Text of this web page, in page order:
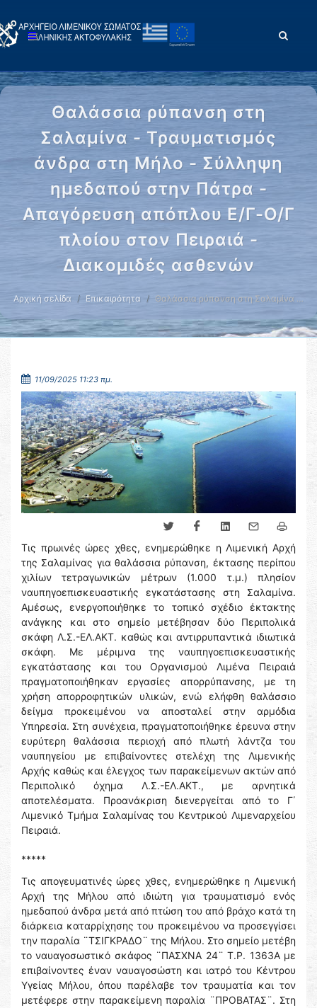
Θαλάσσια ρύπανση στη
Σαλαμίνα - Τραυματισμός
άνδρα στη Μήλο - Σύλληψη
ημεδαπού στην Πάτρα -
Απαγόρευση απόπλου Ε/Γ-Ο/Γ
πλοίου στον Πειραιά -
Διακομιδές ασθενών
Αρχική σελίδα Επικαιρότητα Θαλάσσια ρύπανση στη Σαλαμίνα …
11/09/2025 11:23 πμ.
Τις πρωινές ώρες χθες, ενημερώθηκε η Λιμενική Αρχή
της Σαλαμίνας για θαλάσσια ρύπανση, έκτασης περίπου
χιλίων τετραγωνικών μέτρων (1.000 τ.μ.) πλησίον
ναυπηγοεπισκευαστικής εγκατάστασης στη Σαλαμίνα.
Αμέσως, ενεργοποιήθηκε το τοπικό σχέδιο έκτακτης
ανάγκης και στο σημείο μετέβησαν δύο Περιπολικά
σκάφη Λ.Σ.-ΕΛ.ΑΚΤ. καθώς και αντιρρυπαντικά ιδιωτικά
σκάφη. Με μέριμνα της ναυπηγοεπισκευαστικής
εγκατάστασης και του Οργανισμού Λιμένα Πειραιά
πραγματοποιήθηκαν εργασίες απορρύπανσης, με τη
χρήση απορροφητικών υλικών, ενώ ελήφθη θαλάσσιο
δείγμα προκειμένου να αποσταλεί στην αρμόδια
Υπηρεσία. Στη συνέχεια, πραγματοποιήθηκε έρευνα στην
ευρύτερη θαλάσσια περιοχή από πλωτή λάντζα του
ναυπηγείου με επιβαίνοντες στελέχη της Λιμενικής
Αρχής καθώς και έλεγχος των παρακείμενων ακτών από
Περιπολικό όχημα Λ.Σ.-ΕΛ.ΑΚΤ., με αρνητικά
αποτελέσματα. Προανάκριση διενεργείται από το Γ΄
Λιμενικό Τμήμα Σαλαμίνας του Κεντρικού Λιμεναρχείου
Πειραιά.
*****
Τις απογευματινές ώρες χθες, ενημερώθηκε η Λιμενική
Αρχή της Μήλου από ιδιώτη για τραυματισμό ενός
ημεδαπού άνδρα μετά από πτώση του από βράχο κατά τη
διάρκεια καταρρίχησης του προκειμένου να προσεγγίσει
την παραλία ¨ΤΣΙΓΚΡΑΔΟ¨ της Μήλου. Στο σημείο μετέβη
το ναυαγοσωστικό σκάφος ¨ΠΑΣΧΝΑ 24¨ Τ.Ρ. 1363Α με
επιβαίνοντες έναν ναυαγοσώστη και ιατρό του Κέντρου
Υγείας Μήλου, όπου παρέλαβε τον τραυματία και τον
μετέφερε στην παρακείμενη παραλία ¨ΠΡΟΒΑΤΑΣ¨. Στη